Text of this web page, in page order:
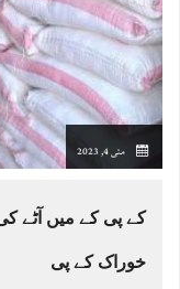
مئی 4, 2023
کے پی کے میں آٹے
خوراک کے پی